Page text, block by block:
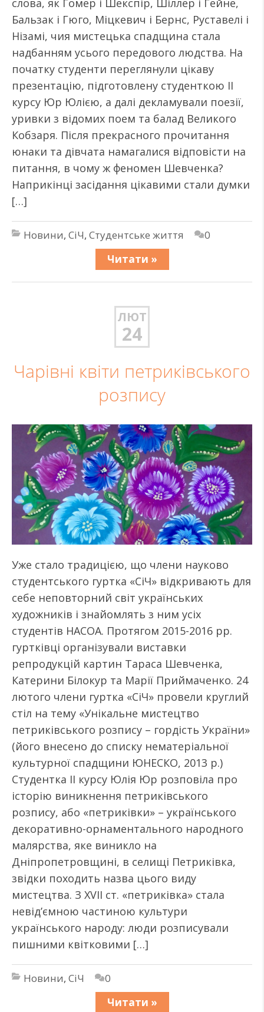
слова, як Гомер і Шекспір, Шіллер і Гейне,
Бальзак і Гюго, Міцкевич і Бернс, Руставелі і
Нізамі, чия мистецька спадщина стала
надбанням усього передового людства. На
початку студенти переглянули цікаву
презентацію, підготовлену студенткою ІІ
курсу Юр Юлією, а далі декламували поезії,
уривки з відомих поем та балад Великого
Кобзаря. Після прекрасного прочитання
юнаки та дівчата намагалися відповісти на
питання, в чому ж феномен Шевченка?
Наприкінці засідання цікавими стали думки
[…]
Новини, СіЧ, Студентське життя
0
Читати »
ЛЮТ
24
Чарівні квіти петриківського
розпису
Уже стало традицією, що члени науково
студентського гуртка «СіЧ» відкривають для
себе неповторний світ українських
художників і знайомлять з ним усіх
студентів НАСОА. Протягом 2015-2016 рр.
гуртківці організували виставки
репродукцій картин Тараса Шевченка,
Катерини Білокур та Марії Приймаченко. 24
лютого члени гуртка «СіЧ» провели круглий
стіл на тему «Унікальне мистецтво
петриківського розпису – гордість України»
(його внесено до списку нематеріальної
культурної спадщини ЮНЕСКО, 2013 р.)
Студентка II курсу Юлія Юр розповіла про
історію виникнення петриківського
розпису, або «петриківки» – українського
декоративно-орнаментального народного
малярства, яке виникло на
Дніпропетровщині, в селищі Петриківка,
звідки походить назва цього виду
мистецтва. З XVII ст. «петриківка» стала
невід’ємною частиною культури
українського народу: люди розписували
пишними квітковими […]
Новини, СіЧ
0
Читати »